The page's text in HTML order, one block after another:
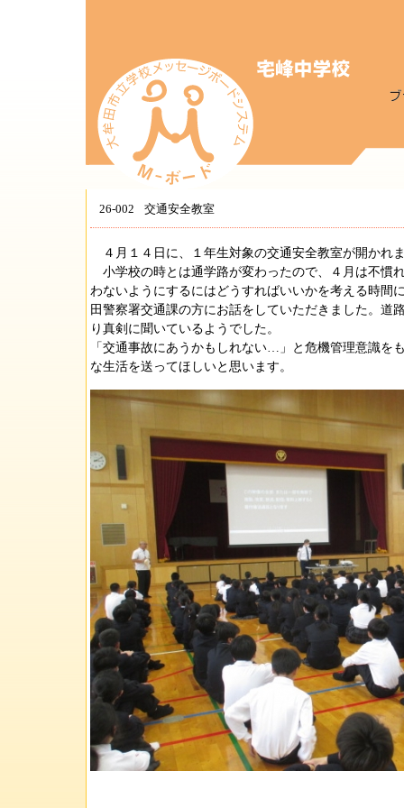
26-002 交通安全教室
４月１４日に、１年生対象の交通安全教室が開かれ
小学校の時とは通学路が変わったので、４月は不慣
わないようにするにはどうすればいいかを考える時間
田警察署交通課の方にお話をしていただきました。道
り真剣に聞いているようでした。
「交通事故にあうかもしれない…」と危機管理意識を
な生活を送ってほしいと思います。